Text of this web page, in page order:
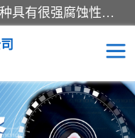
氢氧化钠化学式为NaOH，为一种具有很强腐蚀性的强碱，一般为片状或颗粒形态，易溶于水(溶于水时放热)并形成碱性溶液，另有潮解性，易吸取空气中的水蒸气(潮解)和(变质)。NaOH是化学实验室其中一种必备的化学品，亦为常见的化工品之一。纯品是无色透明的晶体。密度2.130g/cm3。熔点318.4℃。沸点1390℃。工业品含有少量的氯化和碳酸，是白色不透明的晶体。
化钠